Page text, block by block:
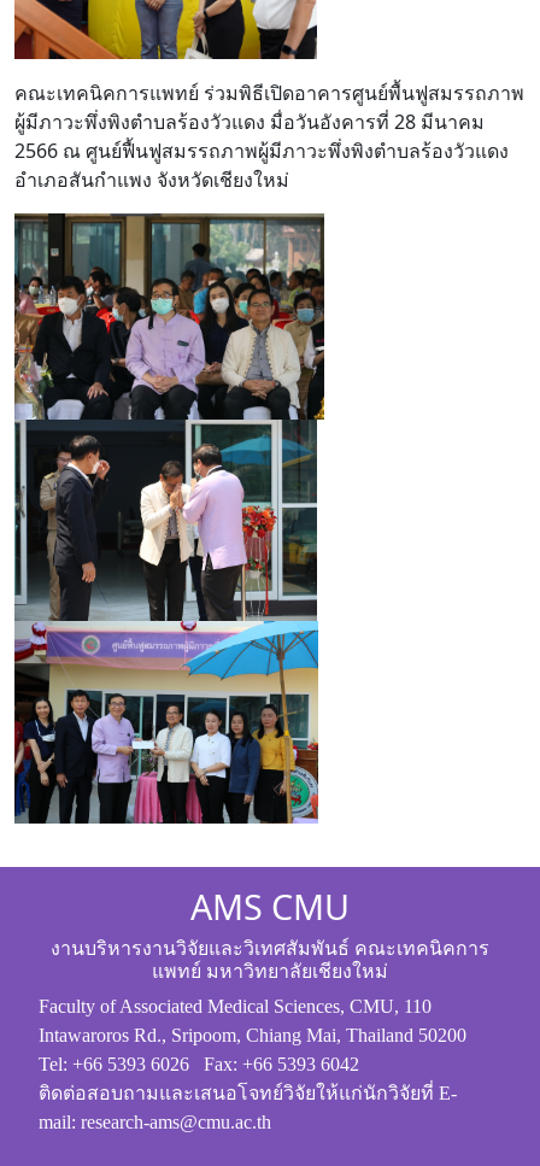
คณะเทคนิคการแพทย์ ร่วมพิธีเปิดอาคารศูนย์พื้นฟูสมรรถภาพ
ผู้มีภาวะพึ่งพิงตำบลร้องวัวแดง มื่อวันอังคารที่ 28 มีนาคม
2566 ณ ศูนย์ฟื้นฟูสมรรถภาพผู้มีภาวะพึ่งพิงตำบลร้องวัวแดง
อำเภอสันกำแพง จังหวัดเชียงใหม่
AMS CMU
งานบริหารงานวิจัยและวิเทศสัมพันธ์ คณะเทคนิคการ
แพทย์ มหาวิทยาลัยเชียงใหม่
Faculty of Associated Medical Sciences, CMU, 110
Intawaroros Rd., Sripoom, Chiang Mai, Thailand 50200
Tel: +66 5393 6026 Fax: +66 5393 6042
ติดต่อสอบถามและเสนอโจทย์วิจัยให้แก่นักวิจัยที่ E-
mail: research-ams@cmu.ac.th